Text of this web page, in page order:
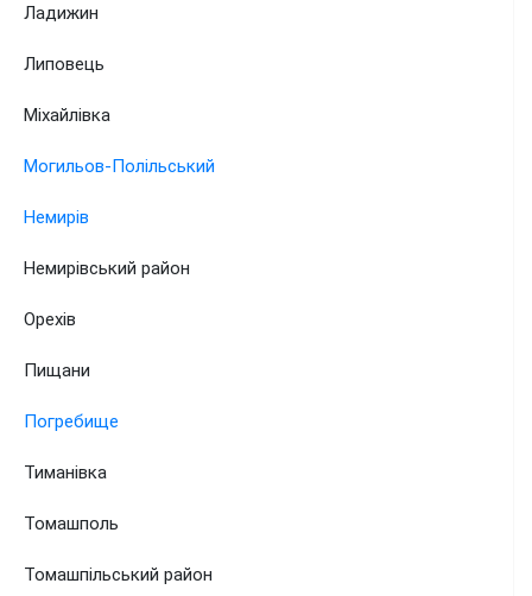
Ладижин
Липовець
Міхайлівка
Могильов-Полільський
Немирів
Немирівський район
Орехів
Пищани
Погребище
Тиманівка
Томашполь
Томашпільський район